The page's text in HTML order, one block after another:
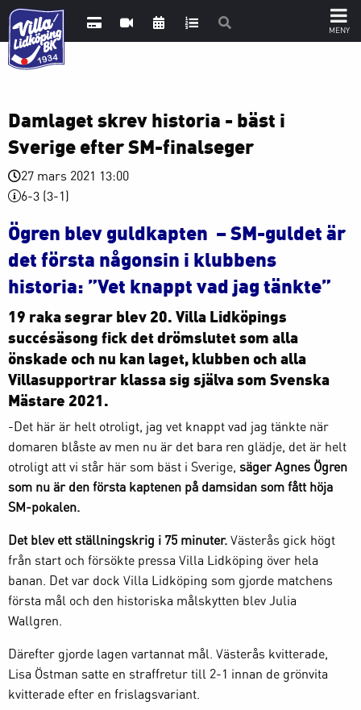
Damlaget skrev historia - bäst i
Sverige efter SM-finalseger
27 mars 2021 13:00
6-3 (3-1)
Ögren blev guldkapten – SM-guldet är
det första någonsin i klubbens
historia: ”Vet knappt vad jag tänkte”
19 raka segrar blev 20. Villa Lidköpings
succésäsong fick det drömslutet som alla
önskade och nu kan laget, klubben och alla
Villasupportrar klassa sig själva som Svenska
Mästare 2021.
-Det här är helt otroligt, jag vet knappt vad jag tänkte när
domaren blåste av men nu är det bara ren glädje, det är helt
otroligt att vi står här som bäst i Sverige, säger Agnes Ögren
som nu är den första kaptenen på damsidan som fått höja
SM-pokalen.
Det blev ett ställningskrig i 75 minuter. Västerås gick högt
från start och försökte pressa Villa Lidköping över hela
banan. Det var dock Villa Lidköping som gjorde matchens
första mål och den historiska målskytten blev Julia
Wallgren.
Därefter gjorde lagen vartannat mål. Västerås kvitterade,
Lisa Östman satte en straffretur till 2-1 innan de grönvita
kvitterade efter en frislagsvariant.